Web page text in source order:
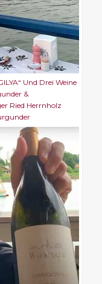
Und Drei Weine
&
Ried Herrnholz